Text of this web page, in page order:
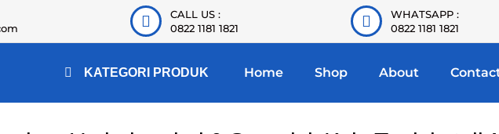
CALL US :
0822 1181 1821
WHATSAPP :
0822 1181 1821
KATEGORI PRODUK Home Shop About